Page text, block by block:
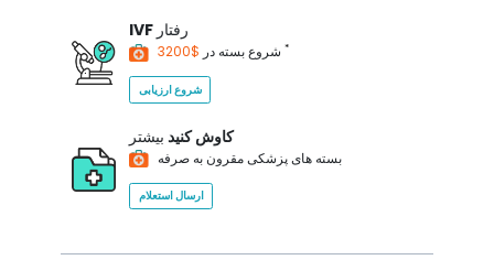
IVF رفتار
شروع بسته در *
شروع ارزیابی
کاوش کنید بیشتر
بسته های پزشکی مقرون به صرفه
ارسال استعلام